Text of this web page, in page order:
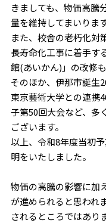
きましても、物価高騰
量を維持してまいります
また、校舎の老朽化対
長寿命化工事に着手す
館(あいかん)」の改修
そのほか、伊那市誕生
東京藝術大学との連携
子第50回大会など、多
ございます。
以上、令和8年度当初
明をいたしました。
物価の高騰の影響に加
が進められると思われ
されるところではあり